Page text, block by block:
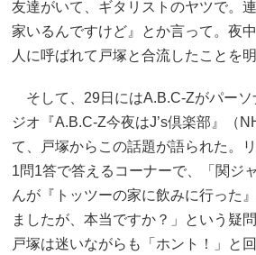
友達がいて、ギタリストのヤツで。
家いるんですけど』とか言って。夜
人に呼ばれて戸塚と合流したことを明
そして、29日にはA.B.C-Zがパーソ
ジオ『A.B.C-Z今夜はJ’s倶楽部』（
て、戸塚からこの話題が語られた。
1問1答で答えるコーナーで、「関ジ
んが『トッツーの家に飲みに行った
ましたが、本当ですか？」という疑
戸塚は迷いながらも「ホント！」と